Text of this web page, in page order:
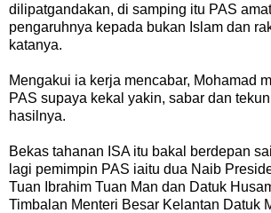
dilipatgandakan, di samping itu PAS
pengaruhnya kepada bukan Islam dan
katanya.
Mengakui ia kerja mencabar, Mohamad
PAS supaya kekal yakin, sabar dan
hasilnya.
Bekas tahanan ISA itu bakal berdepan
lagi pemimpin PAS iaitu dua Naib
Tuan Ibrahim Tuan Man dan Datuk
Timbalan Menteri Besar Kelantan Datuk